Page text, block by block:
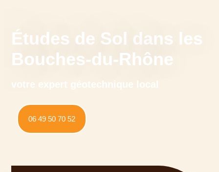
Études de Sol dans les
Bouches-du-Rhône
votre expert géotechnique local
06 49 50 70 52